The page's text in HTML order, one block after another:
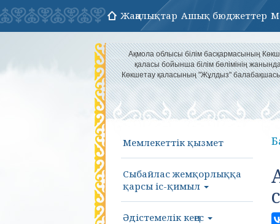
Жаңалықтар Ашық бюджеттер
Ақмола облысы білім басқармасының
қаласы бойынша білім бөлімінің
Көкшетау қаласының "Жұлдыз"
Мемлекеттік қызмет
Сыбайлас жемқорлыққа
қарсы іс-қимыл
Әдістемелік кеңес